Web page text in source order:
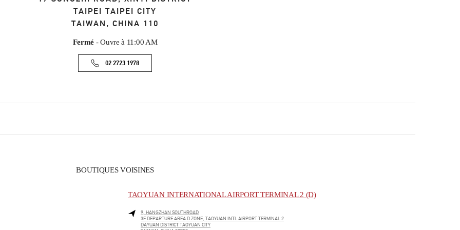
TAIPEI TAIPEI CITY
TAIWAN, CHINA 110
Fermé - Ouvre à 11:00 AM
02 2723 1978
BOUTIQUES VOISINES
TAOYUAN INTERNATIONAL AIRPORT TERMINAL 2 (D)
9, HANGZHAN SOUTHROAD
3F DEPARTURE AREA D ZONE, TAOYUAN INTL AIRPORT TERMINAL 2
DAYUAN DISTRICTTAOYUAN CITY